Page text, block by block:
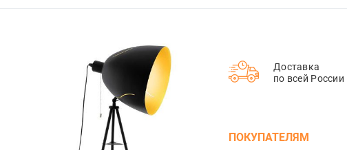
Доставка
по всей России
ПОКУПАТЕЛЯМ